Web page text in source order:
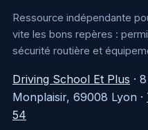
Ressource indépendante
vite les bons repères :
sécurité routière et
Driving School Et Plus ·
Monplaisir, 69008 Lyon ·
54